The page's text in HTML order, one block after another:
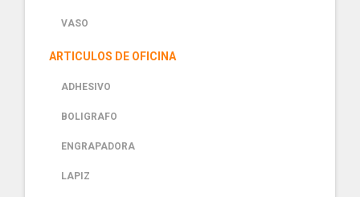
VASO
ARTICULOS DE OFICINA
ADHESIVO
BOLIGRAFO
ENGRAPADORA
LAPIZ